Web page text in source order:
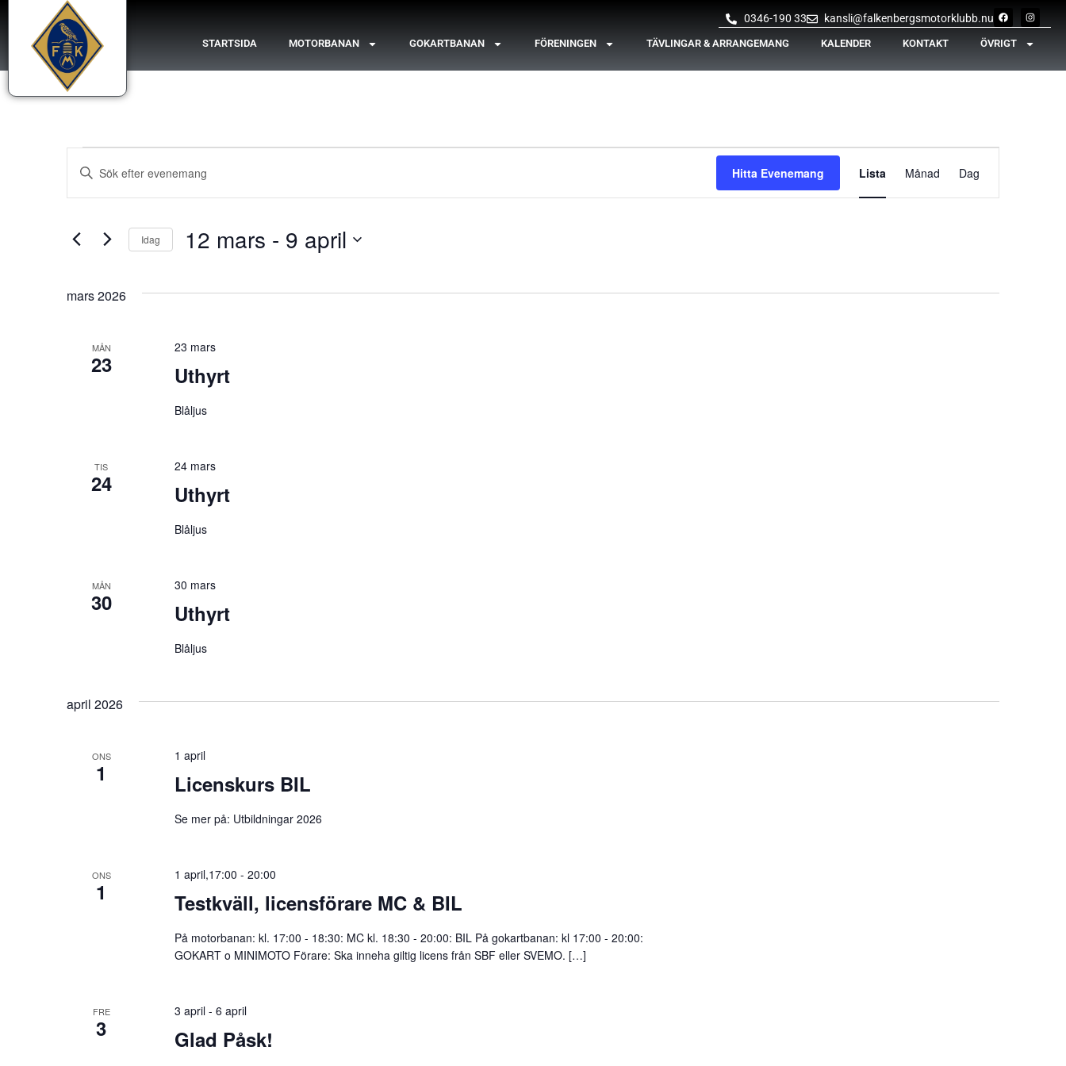
0346-190 33 kansli@falkenbergsmotorklubb.nu
STARTSIDA MOTORBANAN GOKARTBANAN FÖRENINGEN TÄVLINGAR & ARRANGEMANG KALENDER KONTAKT ÖVRIGT
Evenemang
Search
Views
Ange
nyckelord.
efter
nyckelord.
Hitta Evenemang
vynavigering
Lista Månad Dag
Idag 12 mars - 9 april
mars 2026
MÅN
23 Uthyrt
23 mars
Blåljus
TIS
24 Uthyrt
24 mars
Blåljus
MÅN
30 Uthyrt
30 mars
Blåljus
april 2026
ONS
1 Licenskurs BIL
1 april
Se mer på: Utbildningar 2026
ONS
1 Testkväll, licensförare MC & BIL
1 april,17:00 - 20:00
På motorbanan: kl. 17:00 - 18:30: MC kl. 18:30 - 20:00: BIL På gokartbanan: kl 17:00 - 20:00:
GOKART o MINIMOTO Förare: Ska inneha giltig licens från SBF eller SVEMO. […]
FRE
3 Glad Påsk!
3 april- 6 april